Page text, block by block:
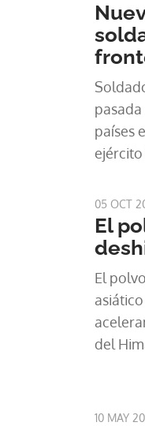
países
05 OCT
El
El
del
10 MAY